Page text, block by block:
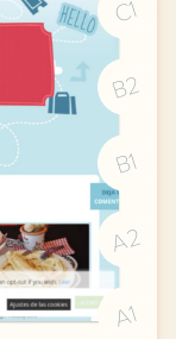
C1
B2
B1
A2
A1